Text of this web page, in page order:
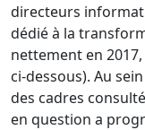
directeurs
dédié à la
nettement en
ci-dessous). Au
des cadres
en question a